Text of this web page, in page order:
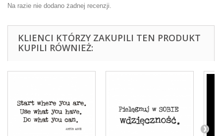
Na razie nie dodano żadnej recenzji.
KLIENCI KTÓRZY ZAKUPILI TEN PRODUKT
KUPILI RÓWNIEŻ: